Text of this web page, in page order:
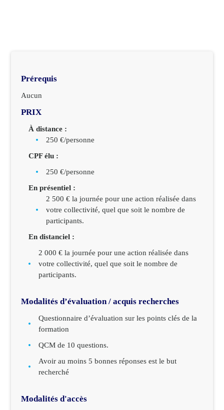
Prérequis
Aucun
PRIX
À distance :
250 €/personne
CPF élu :
250 €/personne
En présentiel :
2 500 € la journée pour une action réalisée dans
votre collectivité, quel que soit le nombre de
participants.
En distanciel :
2 000 € la journée pour une action réalisée dans
votre collectivité, quel que soit le nombre de
participants.
Modalités d’évaluation / acquis recherches
Questionnaire d’évaluation sur les points clés de la
formation
QCM de 10 questions.
Avoir au moins 5 bonnes réponses est le but
recherché
Modalités d'accès